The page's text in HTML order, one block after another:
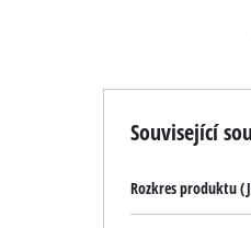
Související
Rozkres produktu